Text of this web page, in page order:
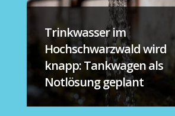
Trinkwasser im
Hochschwarzwald wird
knapp: Tankwagen als
Notlösung geplant